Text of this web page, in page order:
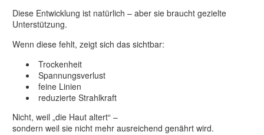
Diese Entwicklung ist natürlich – aber sie braucht gezielte
Unterstützung.
Wenn diese fehlt, zeigt sich das sichtbar:
Trockenheit
Spannungsverlust
feine Linien
reduzierte Strahlkraft
Nicht, weil „die Haut altert“ –
sondern weil sie nicht mehr ausreichend genährt wird.